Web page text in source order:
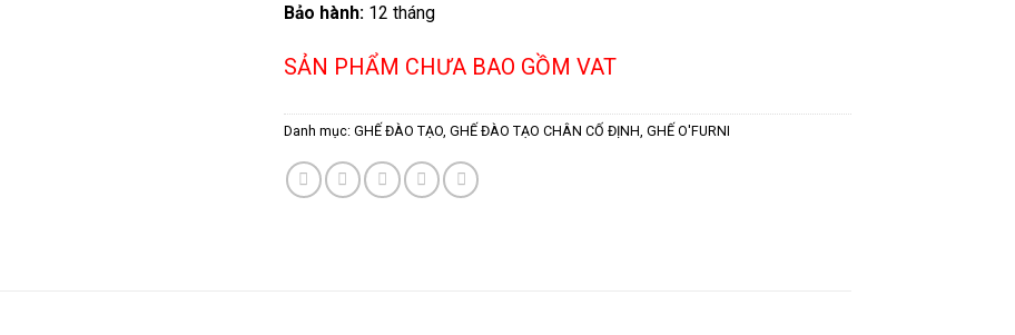
Bảo hành: 12 tháng
SẢN PHẨM CHƯA BAO GỒM VAT
Danh mục: GHẾ ĐÀO TẠO GHẾ ĐÀO TẠO CHÂN CỐ ĐỊNH GHẾ O'FURNI